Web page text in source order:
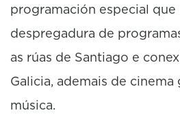
programación especial que
despregadura de
as rúas de Santiago e
Galicia, ademais de cinema
música.